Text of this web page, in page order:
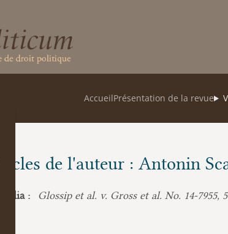
AccueilPrésentation de la revue
de l'auteur : Antonin
: Glossip et al. v. Gross et al. No. 14-7955,